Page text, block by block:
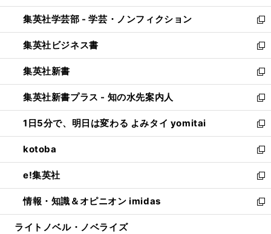
開
く
ウ
で
開
く
ン
ド
ウ
で
開
く
ウ
ィ
ン
ド
ウ
で
開
く
集英社学芸部 - 学芸・ノンフィクション
新
し
い
ウ
ィ
ン
ド
ウ
で
開
く
集英社ビジネス書
新
し
い
ウ
ィ
ン
ド
ウ
で
開
く
集英社新書
新
し
い
ウ
ィ
ン
ド
ウ
で
開
く
集英社新書プラス - 知の水先案内人
新
し
い
ウ
ィ
ン
ド
ウ
で
開
1日5分で、明日は変わる よみタイ yomitai
新
し
い
ウ
ィ
ン
ド
ウ
kotoba
新
し
い
ウ
ィ
ン
e!集英社
新
し
い
ウ
情報・知識＆オピニオン imidas
新
し
ライトノベル・ノベライズ